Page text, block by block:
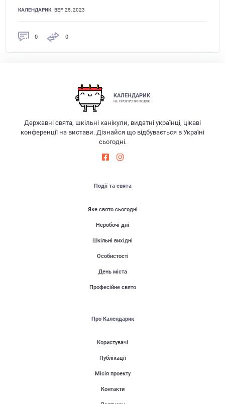
КАЛЕНДАРИК ВЕР. 25, 2023
0 0
КАЛЕНДАРИК
НЕ ПРОПУСТИ ПОДІЮ
Державні свята, шкільні канікули, видатні українці, цікаві
конференції на вистави. Дізнайся що відбувається в Україні
сьогодні.
Події та свята
Яке свято сьогодні
Неробочі дні
Шкільні вихідні
Особистості
День міста
Професійне свято
Про Календарик
Користувачі
Публікації
Місія проекту
Контакти